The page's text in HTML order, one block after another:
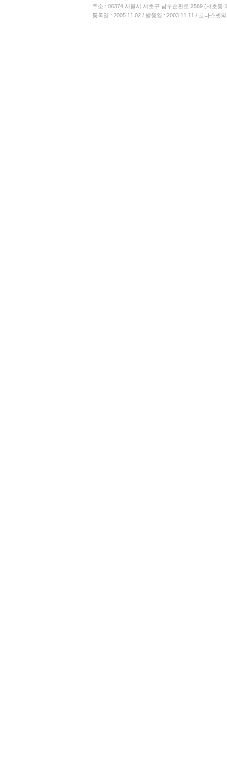
주소 : 06374 서울시 서초구 남부순환로 2569 (서초
등록일 : 2005.11.02 / 발행일 : 2003.11.11 / 코나스넷